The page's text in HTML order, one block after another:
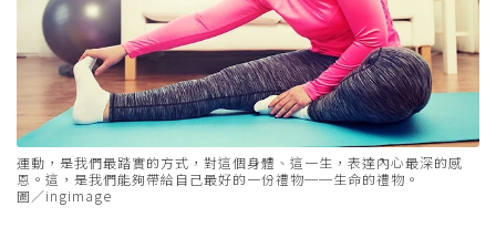
運動，是我們最踏實的方式，對這個身體、這一生，表達內心最深的感
恩。這，是我們能夠帶給自己最好的一份禮物──生命的禮物。
圖／ingimage